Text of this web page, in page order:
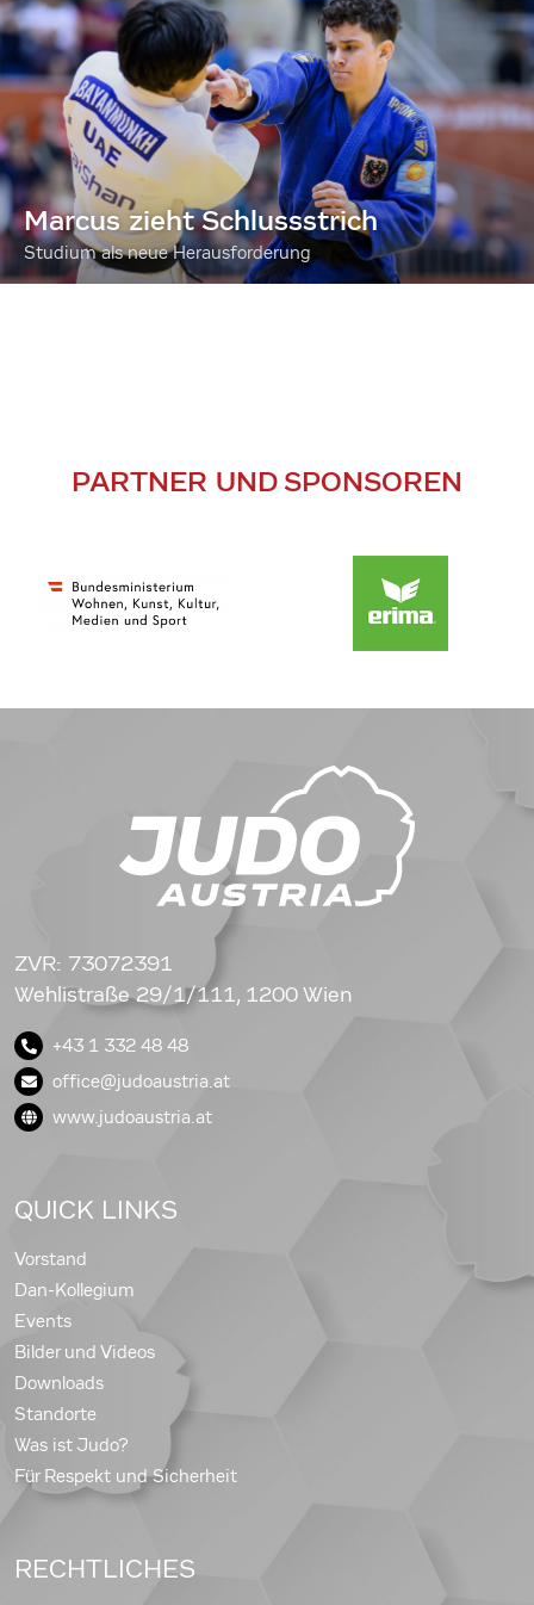
Marcus zieht Schlussstrich
Studium als neue Herausforderung
PARTNER UND SPONSOREN
ZVR: 73072391
Wehlistraße 29/1/111, 1200 Wien
+43 1 332 48 48
office@judoaustria.at
www.judoaustria.at
QUICK LINKS
Vorstand
Dan-Kollegium
Events
Bilder und Videos
Downloads
Standorte
Was ist Judo?
Für Respekt und Sicherheit
RECHTLICHES